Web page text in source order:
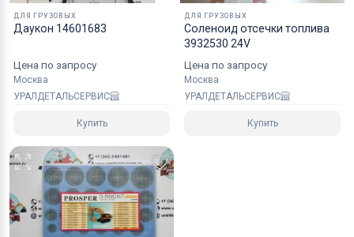
ДЛЯ ГРУЗОВЫХ
Даукон 14601683
Цена по запросу
Москва
УРАЛДЕТАЛЬСЕРВИС
Купить
ДЛЯ ГРУЗОВЫХ
Соленоид отсечки топлива
3932530 24V
Цена по запросу
Москва
УРАЛДЕТАЛЬСЕРВИС
Купить